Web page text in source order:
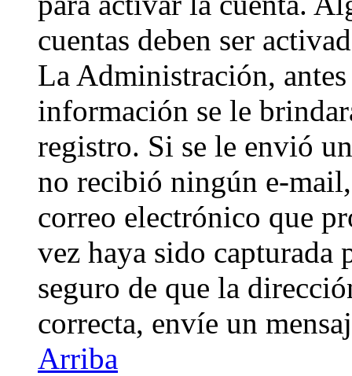
cuentas deben ser
La Administración,
información se le
registro. Si se le envió
no recibió ningún e-
correo electrónico que
vez haya sido
seguro de que la
correcta, envíe un
Arriba